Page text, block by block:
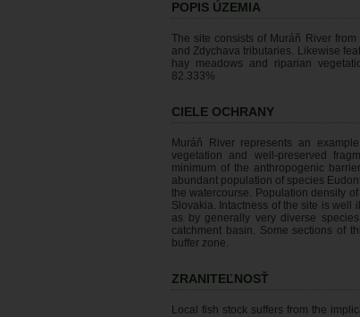
POPIS ÚZEMIA
The site consists of Muráň River
and Zdychava tributaries. Likewise
hay meadows and riparian
82.333%
CIELE OCHRANY
Muráň River represents an
vegetation and well-preserved
minimum of the anthropogenic
abundant population of species
the watercourse. Population density
Slovakia. Intactness of the site is well
as by generally very diverse
catchment basin. Some sections of
buffer zone.
ZRANITEĽNOSŤ
Local fish stock suffers from the